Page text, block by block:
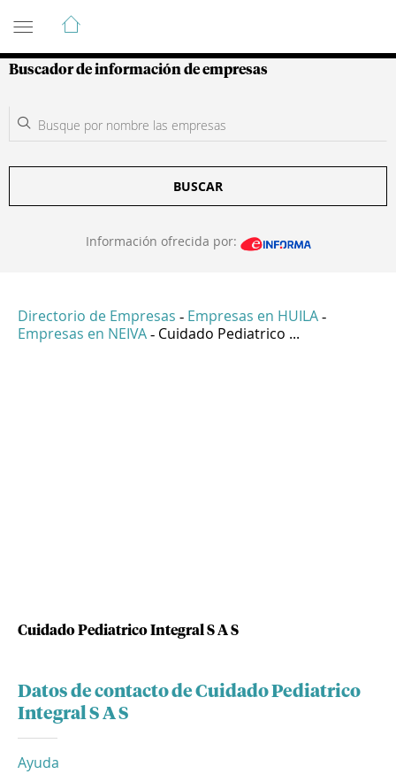
Guía de Empresas Colombianas
Buscador de información de empresas
BUSCAR
Información ofrecida por:
Directorio de Empresas - Empresas en HUILA -
Empresas en NEIVA - Cuidado Pediatrico ...
Cuidado Pediatrico Integral S A S
Datos de contacto de Cuidado Pediatrico
Integral S A S
Ayuda